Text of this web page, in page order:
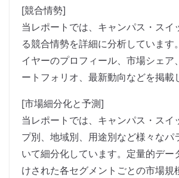
[競合情勢]
当レポートでは、キャンパス・スイ
る競合情勢を詳細に分析しています
イヤーのプロフィール、市場シェア
ートフォリオ、最新動向などを掲載
[市場細分化と予測]
当レポートでは、キャンパス・スイ
プ別、地域別、用途別など様々なパ
いて細分化しています。定量的デー
けされた各セグメントごとの市場規